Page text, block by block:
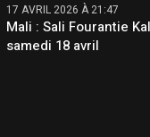
17 AVRIL 2026 À 21:47
Mali : Sali Fourantie
samedi 18 avril